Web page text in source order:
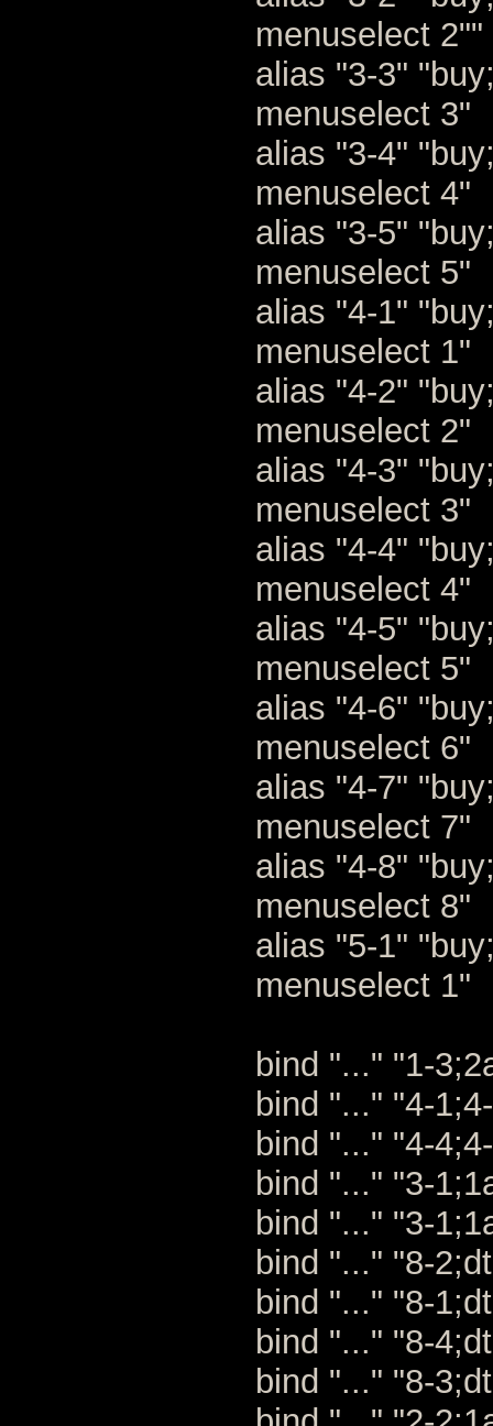
menuselect 2""
alias "3-3"
menuselect 3"
alias "3-4"
menuselect 4"
alias "3-5"
menuselect 5"
alias "4-1"
menuselect 1"
alias "4-2"
menuselect 2"
alias "4-3"
menuselect 3"
alias "4-4"
menuselect 4"
alias "4-5"
menuselect 5"
alias "4-6"
menuselect 6"
alias "4-7"
menuselect 7"
alias "4-8"
menuselect 8"
alias "5-1"
menuselect 1"
bind "..." "1-
bind "..." "4-
bind "..." "4-
bind "..." "3-
bind "..." "3-
bind "..." "8-
bind "..." "8-
bind "..." "8-
bind "..." "8-